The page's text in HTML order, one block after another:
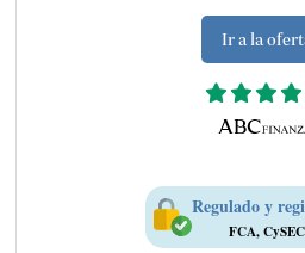
Ir a la
Regulado y
FCA,